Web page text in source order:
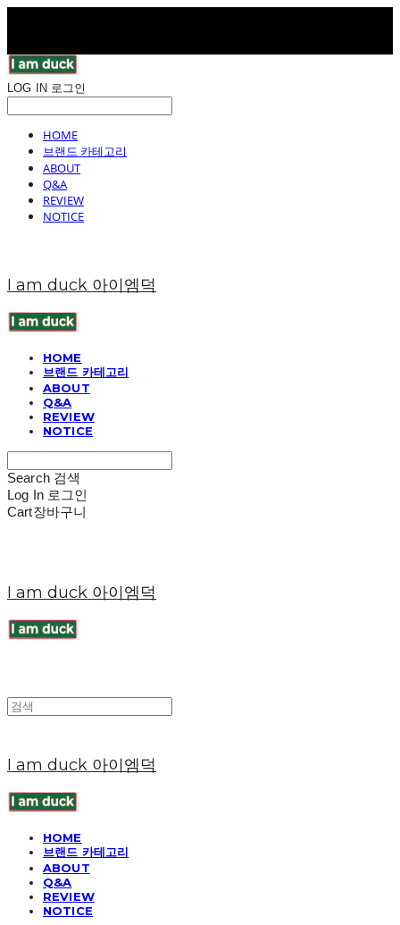
LOG IN 로그인
HOME
브랜드 카테고리
ABOUT
Q&A
REVIEW
NOTICE
I am duck 아이엠덕
HOME
브랜드 카테고리
ABOUT
Q&A
REVIEW
NOTICE
Search 검색
Log In 로그인
Cart장바구니
I am duck 아이엠덕
I am duck 아이엠덕
HOME
브랜드 카테고리
ABOUT
Q&A
REVIEW
NOTICE